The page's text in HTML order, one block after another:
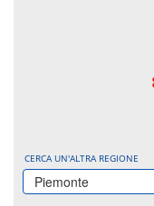
CERCA UN'ALTRA REGIONE
Piemonte